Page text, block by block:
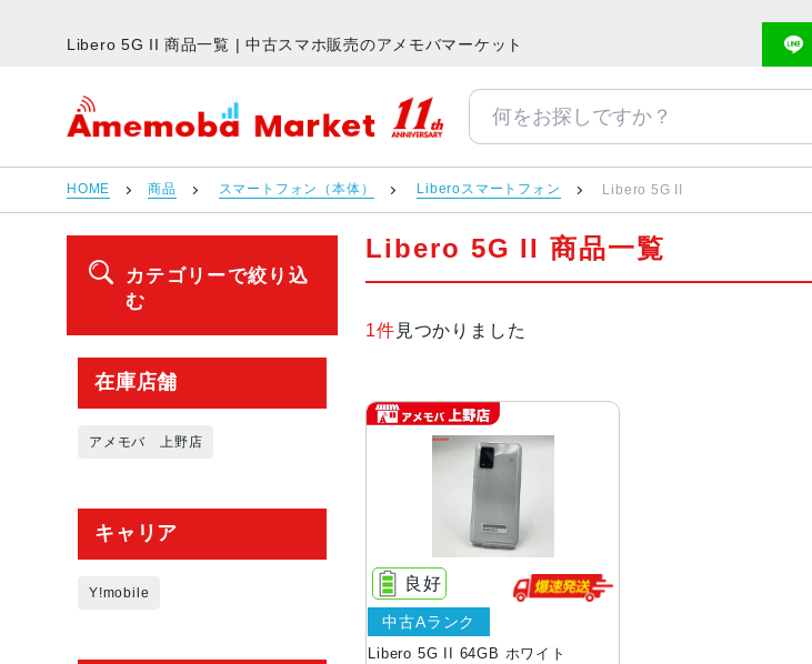
Libero 5G II 商品一覧 | 中古スマホ販売のアメモバマーケット
アメモバマーケット
HOME 商品 スマートフォン（本体） Liberoスマートフォン Libero 5G II
カテゴリーで絞り込
む
在庫店舗
アメモバ 上野店
キャリア
Y!mobile
Libero 5G II 商品一覧
1件 見つかりました
Libero 5G II 64GB ホワイト
良好
中古Aランク